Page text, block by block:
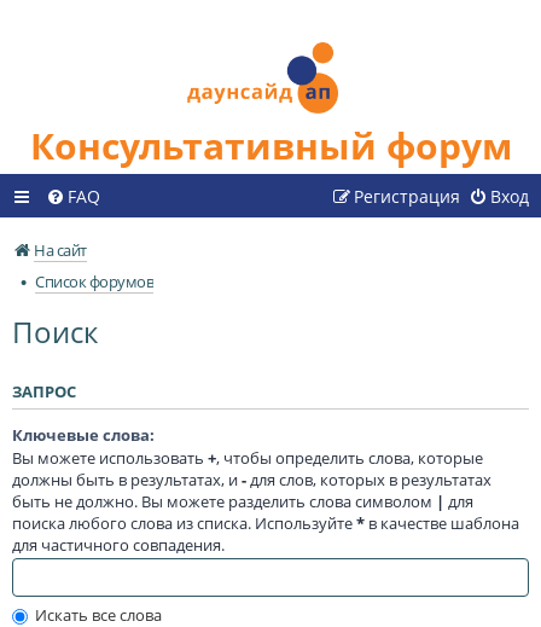
Консультативный форум
FAQ Вход
Регистрация
На сайт
Список форумов
Поиск
ЗАПРОС
Ключевые слова:
Вы можете использовать +, чтобы определить слова, которые
должны быть в результатах, и- для слов, которых в результатах
быть не должно. Вы можете разделить слова символом | для
поиска любого слова из списка. Используйте* в качестве шаблона
для частичного совпадения.
Искать все слова